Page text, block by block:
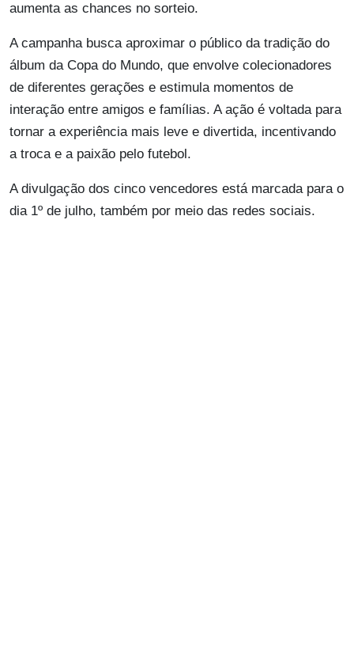
aumenta as chances no sorteio.
A campanha busca aproximar o público da tradição do
álbum da Copa do Mundo, que envolve colecionadores
de diferentes gerações e estimula momentos de
interação entre amigos e famílias. A ação é voltada para
tornar a experiência mais leve e divertida, incentivando
a troca e a paixão pelo futebol.
A divulgação dos cinco vencedores está marcada para o
dia 1º de julho, também por meio das redes sociais.